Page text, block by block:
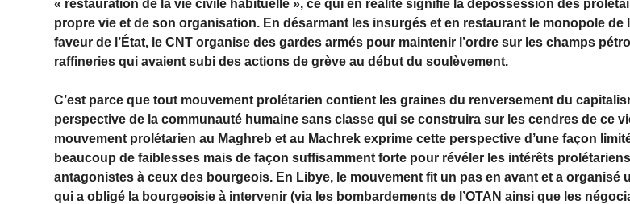
« restauration de la vie civile habituelle », ce qui en réalité signifie la dépossession des
propre vie et de son organisation. En désarmant les insurgés et en restaurant le monopole de
faveur de l’État, le CNT organise des gardes armés pour maintenir l’ordre sur les champs
raffineries qui avaient subi des actions de grève au début du soulèvement.
C’est parce que tout mouvement prolétarien contient les graines du renversement du
perspective de la communauté humaine sans classe qui se construira sur les cendres de ce
mouvement prolétarien au Maghreb et au Machrek exprime cette perspective d’une façon
beaucoup de faiblesses mais de façon suffisamment forte pour révéler les intérêts
antagonistes à ceux des bourgeois. En Libye, le mouvement fit un pas en avant et a organisé
qui a obligé la bourgeoisie à intervenir (via les bombardements de l’OTAN ainsi que les